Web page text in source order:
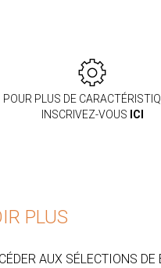
POUR PLUS DE
INSCRIVEZ-VOUS ICI
PLUS
AUX SÉLECTIONS